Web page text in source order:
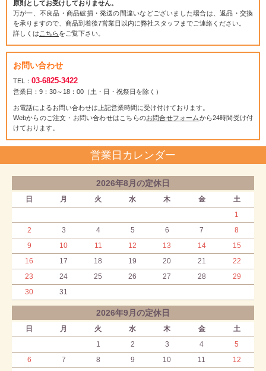
原則としてお受けしておりません。
万が一、不良品・商品破損・発送の間違いなどございました場合は、返品・交換
を承りますので、商品到着後7営業日以内に弊社スタッフまでご連絡ください。
詳しくは こちらをご覧下さい。
お問い合わせ
TEL： 03-6825-3422
営業日：9：30～18：00（土・日・祝祭日を除く）
お電話によるお問い合わせは上記営業時間に受け付けております。
Webからのご注文・お問い合わせはこちらのお問合せフォームから24時間受け付
けております。
営業日カレンダー
2026年8月の定休日
日 月 火 水 木 金
土
1
2
3 4 5 6 7
8
9
10 11 12 13 14
15
16
17 18 19 20 21
22
23
24 25 26 27 28
29
30
31
2026年9月の定休日
日 月 火 水 木 金
土
1
2 3 4
5
6
7 8 9 10 11
12